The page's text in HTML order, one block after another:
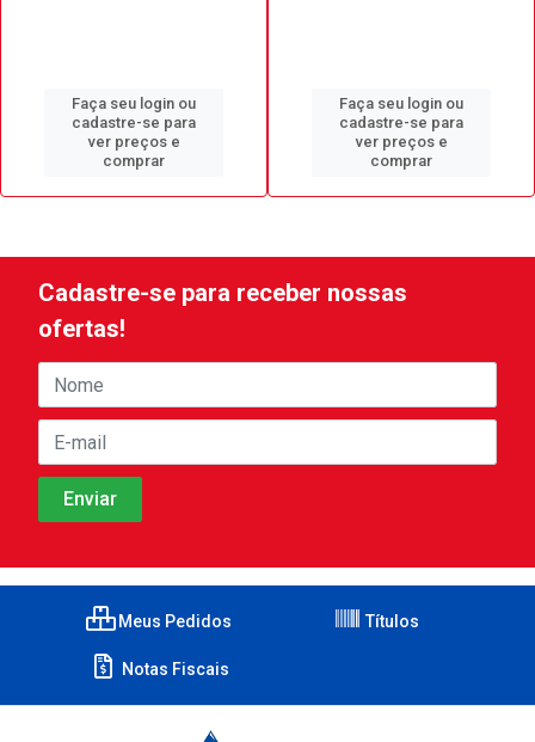
Faça seu login ou
cadastre-se para
ver preços e
comprar
Faça seu login ou
cadastre-se para
ver preços e
comprar
Cadastre-se para receber nossas
ofertas!
Meus Pedidos Títulos
Notas Fiscais